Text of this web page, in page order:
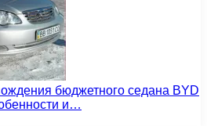
бюджетного седана BYD
и…